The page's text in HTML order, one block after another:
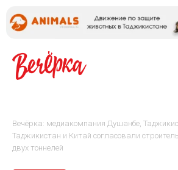
Вечёрка: медиакомпания Душанбе,
Таджикистан и Китай согласовали
двух тоннелей